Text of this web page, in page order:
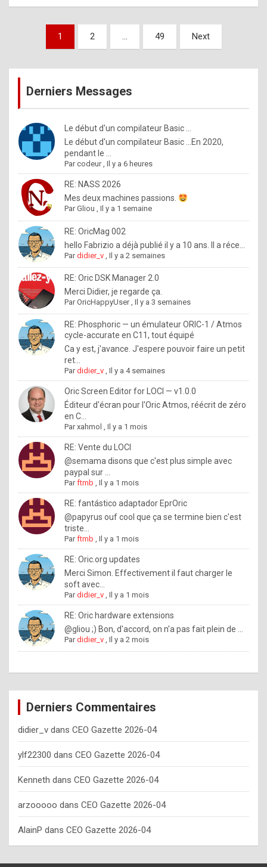
x
a
%
m
a
d
b
y
o
l
e
x
.
I
f
y
o
u
w
a
n
t
o
n
o
w
h
o
w
o
e
y
o
u
s
h
o
Pagination
publications
1 2 … 49 Next
Derniers Messages
Le début d'un compilateur Basic ...
Le début d'un compilateur Basic ...En 2020,
pendant le ...
Parcodeur,Il y a 6 heures
RE: NASS 2026
Mes deux machines passions.
ParGliou ,Il y a 1 semaine
RE: OricMag 002
hello Fabrizio a déjà publié il y a 10 ans. Il a réce...
Pardidier_v ,Il y a 2 semaines
RE: Oric DSK Manager 2.0
Merci Didier, je regarde ça.
ParOricHappyUser,Il y a 3 semaines
RE: Phosphoric — un émulateur ORIC-1 / Atmos
cycle-accurate en C11, tout équipé
Ca y est, j'avance. J'espere pouvoir faire un petit
ret...
Pardidier_v ,Il y a 4 semaines
Oric Screen Editor for LOCI — v1.0.0
Éditeur d'écran pour l'Oric Atmos, réécrit de zéro
en C...
Parxahmol ,Il y a 1 mois
RE: Vente du LOCI
@semama disons que c'est plus simple avec
paypal sur ...
Parftmb ,Il y a 1 mois
RE: fantástico adaptador EprOric
@papyrus ouf cool que ça se termine bien c'est
triste...
Parftmb ,Il y a 1 mois
RE: Oric.org updates
Merci Simon. Effectivement il faut charger le
soft avec...
Pardidier_v ,Il y a 1 mois
RE: Oric hardware extensions
@gliou ;) Bon, d'accord, on n'a pas fait plein de ...
Pardidier_v ,Il y a 2 mois
Derniers Commentaires
didier_v dans CEO Gazette 2026-04
ylf22300 dans CEO Gazette 2026-04
Kenneth dans CEO Gazette 2026-04
arzooooo dans CEO Gazette 2026-04
AlainP dans CEO Gazette 2026-04